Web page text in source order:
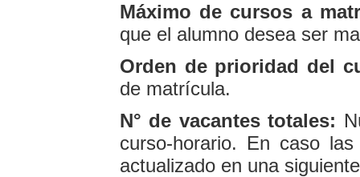
Máximo de cursos a
que el alumno desea ser
Orden de prioridad del
de matrícula.
N° de vacantes totales:
curso-horario. En caso
actualizado en una